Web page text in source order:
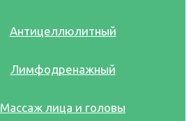
Антицеллюлитный
Лимфодренажный
Массаж лица и головы